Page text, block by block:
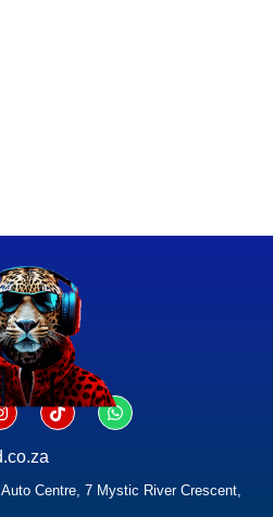
Centre, 7 Mystic River Crescent,